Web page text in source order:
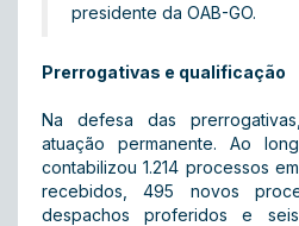
presidente da OAB-GO.
Prerrogativas e qualificação
Na defesa das
atuação permanente. Ao
contabilizou 1.214 processos
recebidos, 495 novos
despachos proferidos e